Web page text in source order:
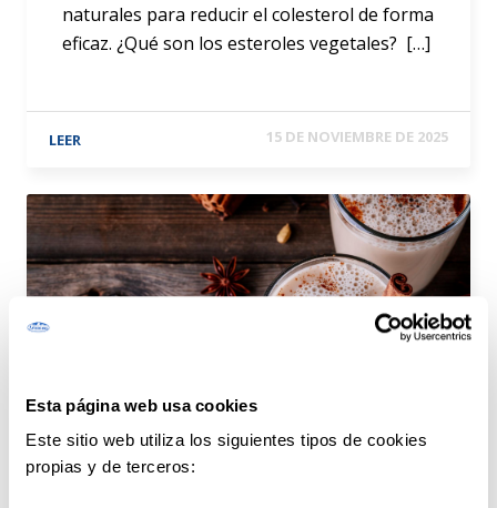
Esta página web usa cookies
Este sitio web utiliza los siguientes tipos de cookies
propias y de terceros:
naturales para reducir el colesterol de forma
eficaz. ¿Qué son los esteroles vegetales? […]
LEER 15 DE NOVIEMBRE DE 2025